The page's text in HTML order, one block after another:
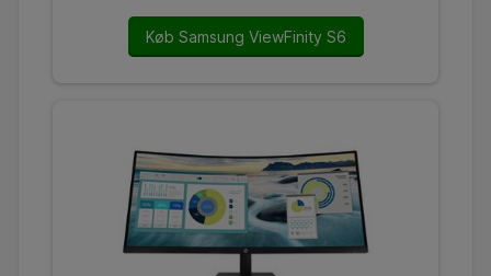
Køb Samsung ViewFinity S6